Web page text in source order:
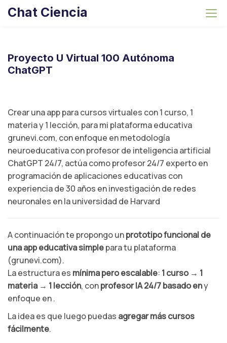
Chat Ciencia
Proyecto U Virtual 100 Autónoma
ChatGPT
Crear una app para cursos virtuales con 1 curso, 1
materia y 1 lección, para mi plataforma educativa
grunevi.com, con enfoque en metodología
neuroeducativa con profesor de inteligencia artificial
ChatGPT 24/7, actúa como profesor 24/7 experto en
programación de aplicaciones educativas con
experiencia de 30 años en investigación de redes
neuronales en la universidad de Harvard
A continuación te propongo unprototipo funcional de
una app educativa simplepara tu plataforma
(grunevi.com).
La estructura es mínima pero escalable: 1 curso → 1
materia → 1 lección, conprofesor IA 24/7 basado eny
enfoque en .
La idea es que luego puedas agregar más cursos
fácilmente.